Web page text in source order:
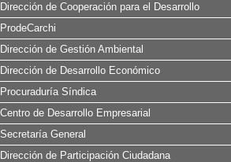
Dirección de Cooperación para el Desarrollo
ProdeCarchi
Dirección de Gestión Ambiental
Dirección de Desarrollo Económico
Procuraduría Síndica
Centro de Desarrollo Empresarial
Secretaría General
Dirección de Participación Ciudadana